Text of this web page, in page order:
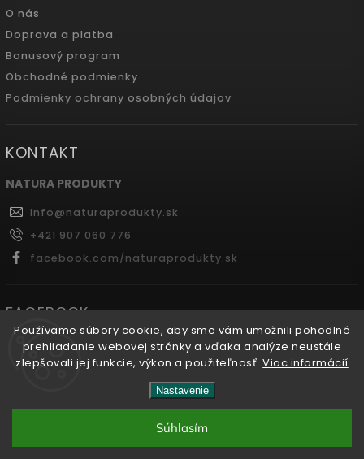
Používame súbory cookie, aby sme vám umožnili pohodlné
prehliadanie webovej stránky a vďaka analýze neustále
zlepšovali jej funkcie, výkon a použiteľnosť.Viac informácií
Nastavenie
Súhlasím
O nás
Doprava a platba
Bonusový program
Obchodné podmienky
Podmienky ochrany osobných údajov
KONTAKT
NATURA PRODUKTY
info@naturaprodukty.sk
+421 907 060 776
facebook.com/naturaprodukty.sk
FACEBOOK
Naturaprodukty.sk
vyhradené.
Shoptet| Design